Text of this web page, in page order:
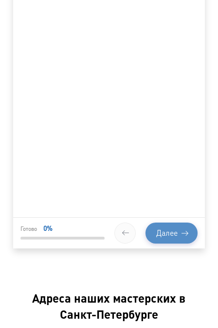
Готово 0% Далее
Адреса наших мастерских в
Санкт-Петербурге